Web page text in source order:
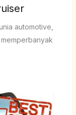
automotive,